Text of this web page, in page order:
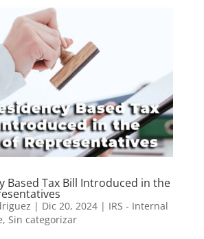
Based Tax Bill Introduced in the
| Dic 20, 2024| IRS - Internal
, Sin categorizar